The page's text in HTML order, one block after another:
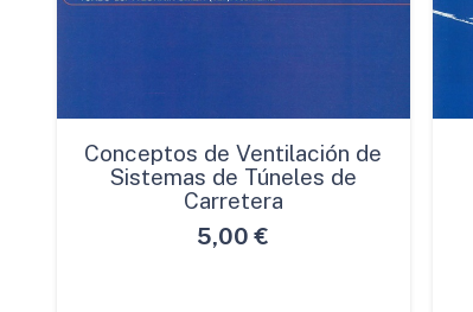
Conceptos de Ventilación de
Sistemas de Túneles de
Carretera
5,00 €